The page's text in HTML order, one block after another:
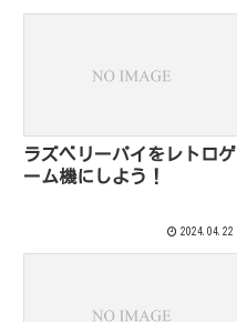
ラズベリーパイをレトロゲ
ーム機にしよう！
2024.04.22